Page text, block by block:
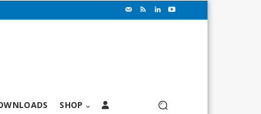
SHOP